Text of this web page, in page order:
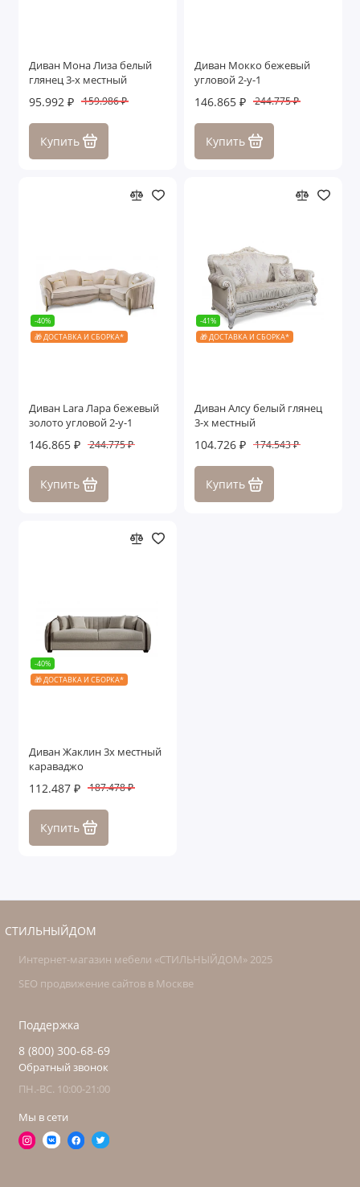
Диван Мона Лиза белый
глянец 3-х местный
95.992 ₽ 159.986 ₽
Купить
Диван Мокко бежевый
угловой 2-у-1
146.865 ₽ 244.775 ₽
Купить
-40%
🎁 ДОСТАВКА И СБОРКА*
Диван Lara Лара бежевый
золото угловой 2-у-1
146.865 ₽ 244.775 ₽
Купить
-41%
🎁 ДОСТАВКА И СБОРКА*
Диван Алсу белый глянец
3-х местный
104.726 ₽ 174.543 ₽
Купить
-40%
🎁 ДОСТАВКА И СБОРКА*
Диван Жаклин 3х местный
караваджо
112.487 ₽ 187.478 ₽
Купить
СТИЛЬНЫЙДОМ
Интернет-магазин мебели «СТИЛЬНЫЙДОМ» 2025
SEO продвижение сайтов в Москве
Поддержка
8 (800) 300-68-69
Обратный звонок
ПН.-ВС. 10:00-21:00
Мы в сети